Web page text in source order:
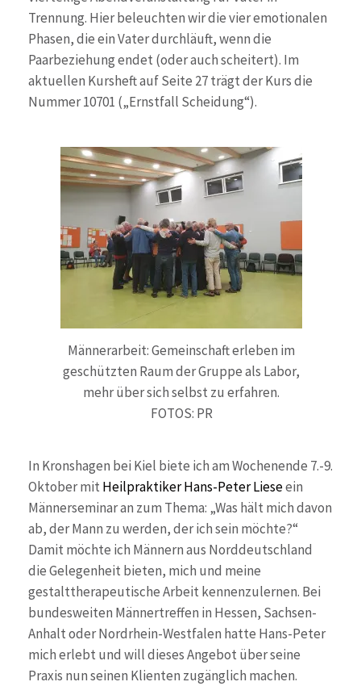
Trennung. Hier beleuchten wir die vier emotionalen
Phasen, die ein Vater durchläuft, wenn die
Paarbeziehung endet (oder auch scheitert). Im
aktuellen Kursheft auf Seite 27 trägt der Kurs die
Nummer 10701 („Ernstfall Scheidung“).
Männerarbeit: Gemeinschaft erleben im
geschützten Raum der Gruppe als Labor,
mehr über sich selbst zu erfahren.
FOTOS: PR
In Kronshagen bei Kiel biete ich am Wochenende 7.-9.
Oktober mit Heilpraktiker Hans-Peter Lieseein
Männerseminar an zum Thema: „Was hält mich davon
ab, der Mann zu werden, der ich sein möchte?“
Damit möchte ich Männern aus Norddeutschland
die Gelegenheit bieten, mich und meine
gestalttherapeutische Arbeit kennenzulernen. Bei
bundesweiten Männertreffen in Hessen, Sachsen-
Anhalt oder Nordrhein-Westfalen hatte Hans-Peter
mich erlebt und will dieses Angebot über seine
Praxis nun seinen Klienten zugänglich machen.